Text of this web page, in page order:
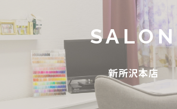
SALON
新所沢本店